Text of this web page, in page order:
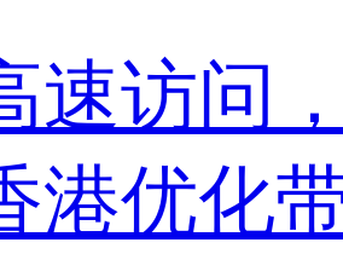
速访问
港优化